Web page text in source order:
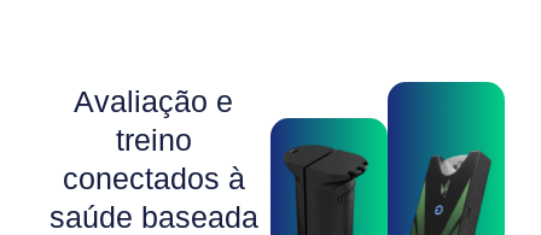
Avaliação e
treino
conectados à
saúde baseada